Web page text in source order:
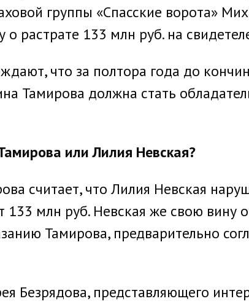
группы «Спасские ворота»
о растрате 133 млн руб. на
что за полтора года до
Тамирова должна стать
или Лилия Невская?
считает, что Лилия Невская
133 млн руб. Невская же свою вину
Тамирова, предварительно
Безрядова, представляющего